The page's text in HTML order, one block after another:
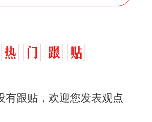
有跟贴，欢迎您发表观点